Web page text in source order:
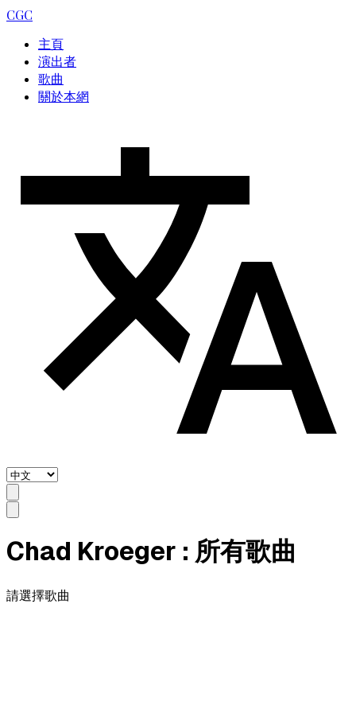
CGC
主頁
演出者
歌曲
關於本網
Chad Kroeger : 所有歌曲
請選擇歌曲